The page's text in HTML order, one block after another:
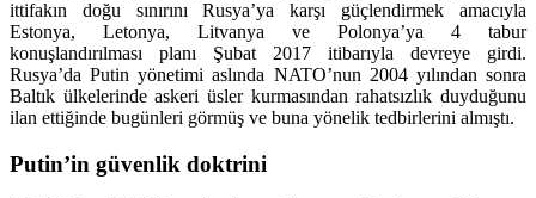
ittifakın doğu sınırını Rusya’ya karşı güçlendirmek amacıyla
Estonya, Letonya, Litvanya ve Polonya’ya 4 tabur
konuşlandırılması planı Şubat 2017 itibarıyla devreye girdi.
Rusya’da Putin yönetimi aslında NATO’nun 2004 yılından sonra
Baltık ülkelerinde askeri üsler kurmasından rahatsızlık duyduğunu
ilan ettiğinde bugünleri görmüş ve buna yönelik tedbirlerini almıştı.
Putin’in güvenlik doktrini